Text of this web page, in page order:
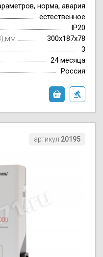
норма, авария
естественное
IP20
300х187х78
3
24 месяца
Россия
артикул 20195